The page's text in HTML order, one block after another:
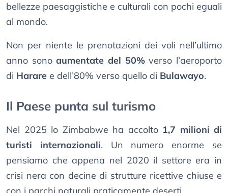
bellezze paesaggistiche e culturali con pochi eguali
al mondo.
Non per niente le prenotazioni dei voli nell’ultimo
anno sonoaumentate del 50%verso l’aeroporto
di Harare e dell’80% verso quello di Bulawayo.
Il Paese punta sul turismo
Nel 2025 lo Zimbabwe ha accolto 1,7 milioni di
turisti internazionali. Un numero enorme se
pensiamo che appena nel 2020 il settore era in
crisi nera con decine di strutture ricettive chiuse e